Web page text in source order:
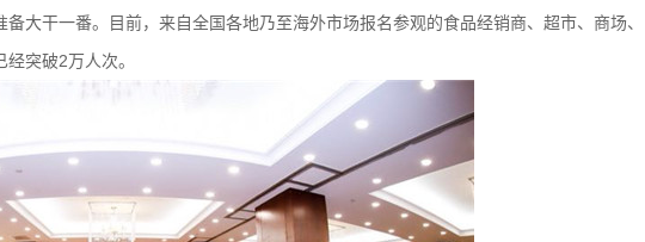
大干一番。目前，来自全国各地乃至海外市场报名参观的食品经销商、超市、商场、
突破2万人次。